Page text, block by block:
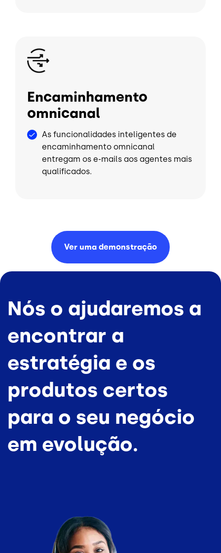
Imagem
Encaminhamento
omnicanal
As funcionalidades inteligentes de
encaminhamento omnicanal
entregam os e-mails aos agentes mais
qualificados.
Ver uma demonstração
Nós o ajudaremos a
encontrar a
estratégia e os
produtos certos
para o seu negócio
em evolução.